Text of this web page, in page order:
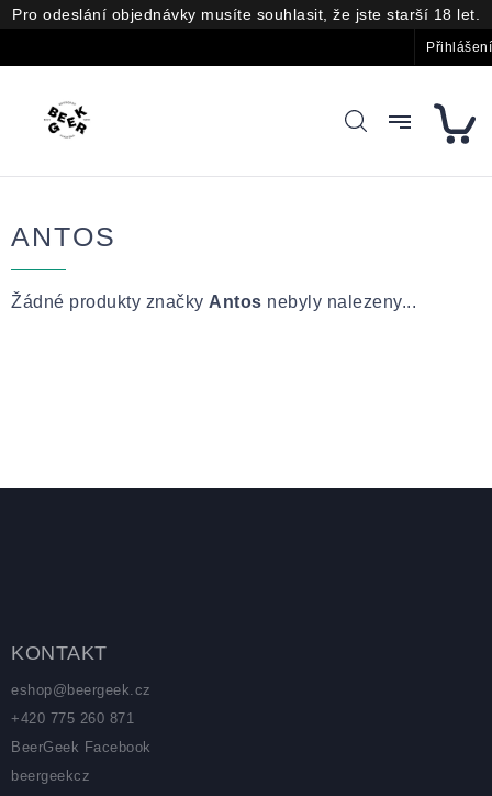
Přejít
na
Pro odeslání objednávky musíte souhlasit, že jste starší 18 let.
Přihlášení
ANTOS
Žádné produkty značky Antos nebyly nalezeny...
KONTAKT
eshop@ beergeek.cz
+420 775 260 871
BeerGeek Facebook
beergeekcz